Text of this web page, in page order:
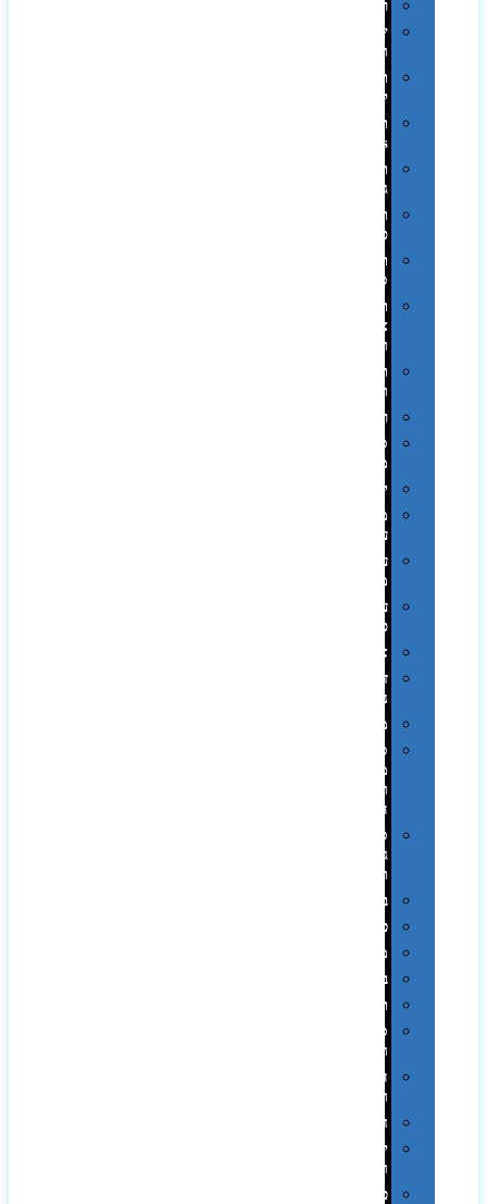
רכב
שעונים
ומסגרות
תיקים
לכנסים
תיקי
Swiss
תיקי
תיקי
טיולים
תיקי
ספורט
תיקי
ומכתביות
תערוכות
וכנסים
רמקולים
סוכריות
ממותגות
יודאיקה
מארזי
עטים
עטי
מתכת
עטי
פלסטיק
אוזניות
זכרונות
ניידים
מפצלים
סביבת
מחשב
וציוד
היקפי
סוללות
גיבוי
ומטענים
ביגוד
כובעים
מגבות
בקבוקים
תרמי
ספלים
וכוסות
הוקרה
ואומנות
חגים
יין
ומארזים
כלי